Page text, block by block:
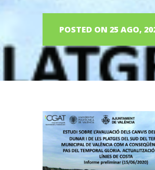
POSTED ON 25 AGO,